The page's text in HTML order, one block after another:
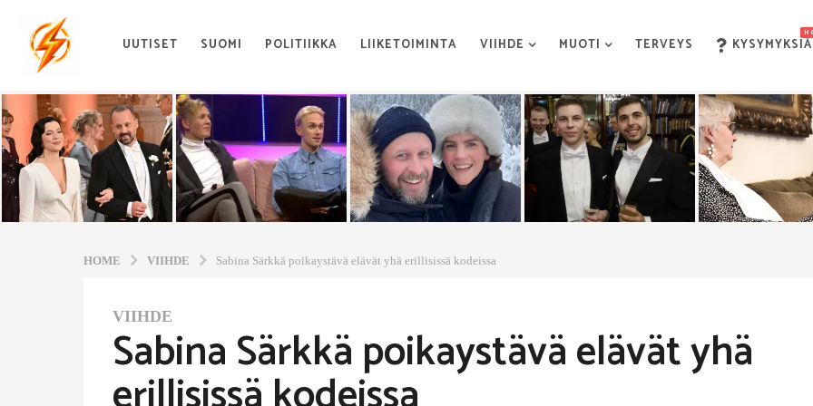
UUTISET SUOMI POLITIIKKA LIIKETOIMINTA VIIHDE MUOTI TERVEYS KYSYMYKSIÄ
HOME VIIHDE Sabina Särkkä poikaystävä elävät yhä erillisissä kodeissa
3
m
o
VIIHDE
Sabina Särkkä poikaystävä elävät yhä